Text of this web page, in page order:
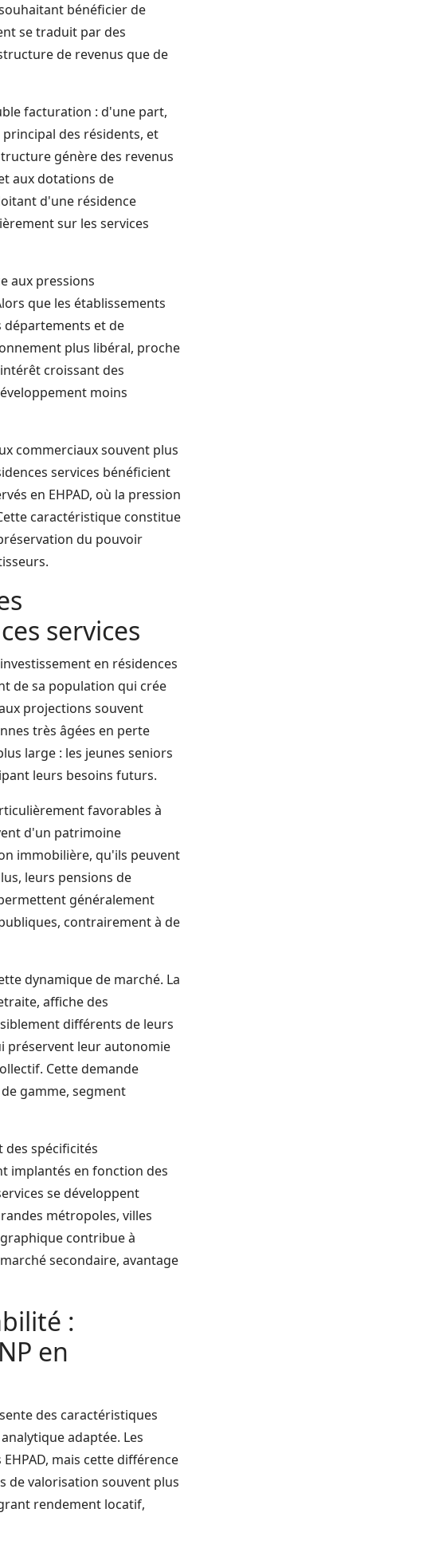
bénéficier de
se traduit par des
de revenus que de
facturation : d'une part,
des résidents, et
génère des revenus
aux dotations de
d'une résidence
sur les services
aux pressions
que les établissements
départements et de
plus libéral, proche
croissant des
moins
commerciaux souvent plus
services bénéficient
en EHPAD, où la pression
caractéristique constitue
du pouvoir
services
en résidences
de sa population qui crée
projections souvent
très âgées en perte
large : les jeunes seniors
leurs besoins futurs.
favorables à
d'un patrimoine
immobilière, qu'ils peuvent
leurs pensions de
généralement
contrairement à de
dynamique de marché. La
affiche des
différents de leurs
préservent leur autonomie
Cette demande
gamme, segment
spécificités
implantés en fonction des
se développent
métropoles, villes
contribue à
secondaire, avantage
:
en
des caractéristiques
adaptée. Les
mais cette différence
de valorisation souvent plus
rendement locatif,